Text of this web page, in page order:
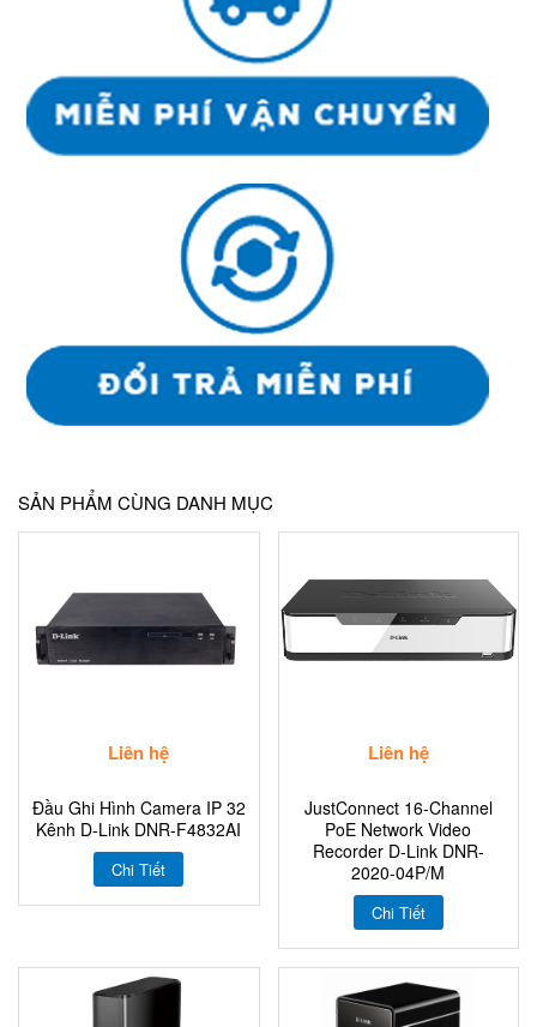
SẢN PHẨM CÙNG DANH MỤC
Liên hệ
Đầu Ghi Hình Camera IP 32
Kênh D-Link DNR-F4832AI
Chi Tiết
Liên hệ
JustConnect 16-Channel
PoE Network Video
Recorder D-Link DNR-
2020-04P/M
Chi Tiết